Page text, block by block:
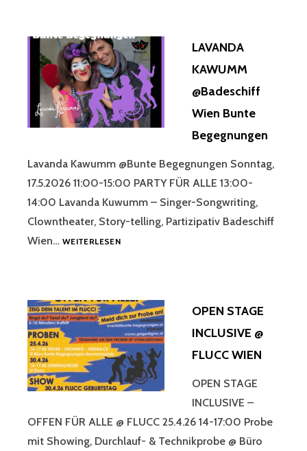
LAVANDA
KAWUMM
@Badeschiff
Wien Bunte
Begegnungen
Lavanda Kawumm @Bunte Begegnungen Sonntag,
17.5.2026 11:00-15:00 PARTY FÜR ALLE 13:00-
14:00 Lavanda Kuwumm – Singer-Songwriting,
Clowntheater, Story-telling, Partizipativ Badeschiff
Wien… WEITERLESENLAVANDA
BEGEGNUNGEN
OPEN STAGE
INCLUSIVE @
FLUCC WIEN
OPEN STAGE
INCLUSIVE –
OFFEN FÜR ALLE @ FLUCC 25.4.26 14-17:00 Probe
mit Showing, Durchlauf- & Technikprobe @ Büro